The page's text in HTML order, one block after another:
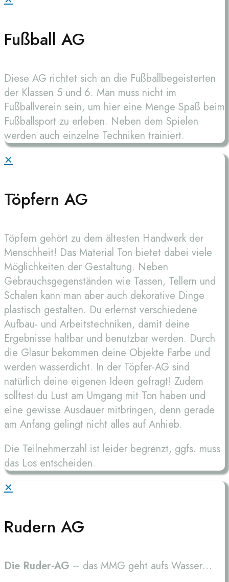
Fußball AG
Diese AG richtet sich an die Fußballbegeisterten
der Klassen 5 und 6. Man muss nicht im
Fußballverein sein, um hier eine Menge Spaß beim
Fußballsport zu erleben. Neben dem Spielen
werden auch einzelne Techniken trainiert.
✕
Töpfern AG
Töpfern gehört zu dem ältesten Handwerk der
Menschheit! Das Material Ton bietet dabei viele
Möglichkeiten der Gestaltung. Neben
Gebrauchsgegenständen wie Tassen, Tellern und
Schalen kann man aber auch dekorative Dinge
plastisch gestalten. Du erlernst verschiedene
Aufbau- und Arbeitstechniken, damit deine
Ergebnisse haltbar und benutzbar werden. Durch
die Glasur bekommen deine Objekte Farbe und
werden wasserdicht. In der Töpfer-AG sind
natürlich deine eigenen Ideen gefragt! Zudem
solltest du Lust am Umgang mit Ton haben und
eine gewisse Ausdauer mitbringen, denn gerade
am Anfang gelingt nicht alles auf Anhieb.
Die Teilnehmerzahl ist leider begrenzt, ggfs. muss
das Los entscheiden.
✕
Rudern AG
Die Ruder-AG – das MMG geht aufs Wasser…